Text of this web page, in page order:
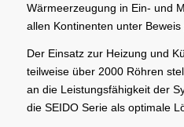
Wärmeerzeugung in Ein- und
allen Kontinenten unter Beweis
Der Einsatz zur Heizung und
teilweise über 2000 Röhren
an die Leistungsfähigkeit der
die SEIDO Serie als optimale